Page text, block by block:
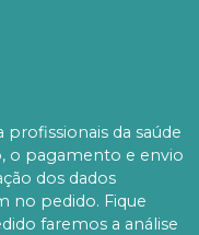
profissionais da saúde
o pagamento e envio
dos dados
no pedido. Fique
faremos a análise